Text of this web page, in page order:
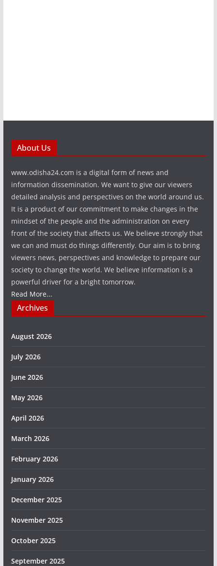
About Us
www.odisha24.com is a digital form of news and
information dissemination. We want to give our viewers
detailed analysis and perspectives on the world around us.
It is a product of our commitment to make changes in the
mindset of the people and the administration on every
front of the society that affects us. We believe strongly that
we can and must do things differently. Our aim is to bring
viewers news, perspectives and knowledge to prepare our
society to change the world. We believe information is a
powerful driver for a bright tomorrow.
Read More...
Archives
August 2026
July 2026
June 2026
May 2026
April 2026
March 2026
February 2026
January 2026
December 2025
November 2025
October 2025
September 2025